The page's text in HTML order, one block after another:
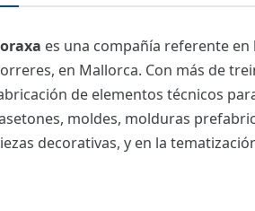
es una compañía referente
en Mallorca. Con más de
de elementos técnicos
moldes, molduras
decorativas, y en la